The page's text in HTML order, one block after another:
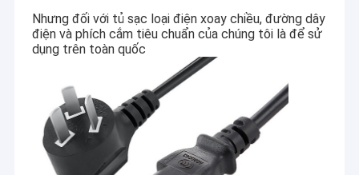
Nhưng đối với tủ sạc loại điện xoay chiều, đường dây
điện và phích cắm tiêu chuẩn của chúng tôi là để sử
dụng trên toàn quốc